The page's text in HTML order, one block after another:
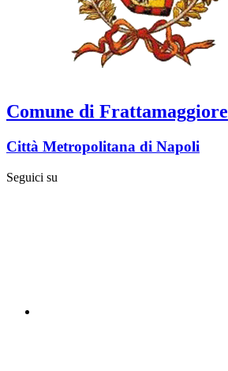
Comune di Frattamaggiore
Città Metropolitana di Napoli
Seguici su